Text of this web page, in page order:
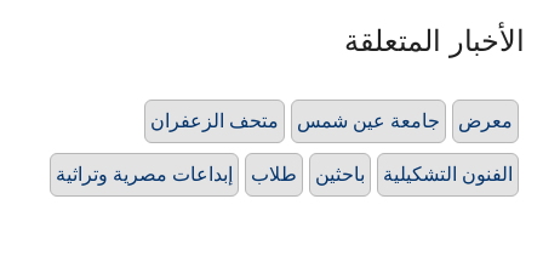
الأخبار المتعلقة
متحف الزعفران جامعة عين شمس معرض
إبداعات مصرية وتراثية طلاب باحثين الفنون التشكيلية